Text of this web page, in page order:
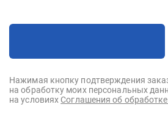
Нажимая кнопку подтверждения
на обработку моих персональных
на условиях Соглашения об